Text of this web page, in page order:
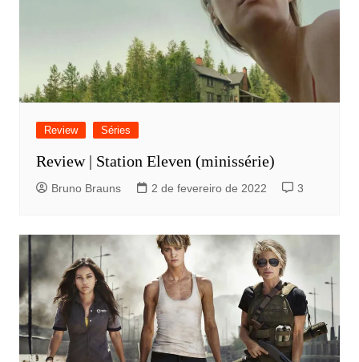
Review Séries
Review | Station Eleven (minissérie)
Bruno Brauns 2 de fevereiro de 2022 3